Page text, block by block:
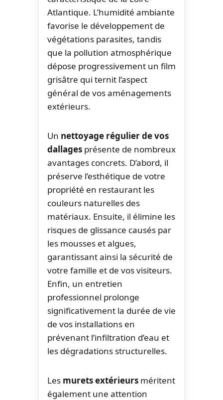
Atlantique. L’humidité ambiante
favorise le développement de
végétations parasites, tandis
que la pollution atmosphérique
dépose progressivement un film
grisâtre qui ternit l’aspect
général de vos aménagements
extérieurs.
Un nettoyage régulier de vos
dallages présente de nombreux
avantages concrets. D’abord, il
préserve l’esthétique de votre
propriété en restaurant les
couleurs naturelles des
matériaux. Ensuite, il élimine les
risques de glissance causés par
les mousses et algues,
garantissant ainsi la sécurité de
votre famille et de vos visiteurs.
Enfin, un entretien
professionnel prolonge
significativement la durée de vie
de vos installations en
prévenant l’infiltration d’eau et
les dégradations structurelles.
Les murets extérieurs méritent
également une attention